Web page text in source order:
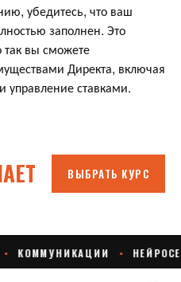
убедитесь, что ваш
заполнен. Это
так вы сможете
Директа, включая
управление ставками.